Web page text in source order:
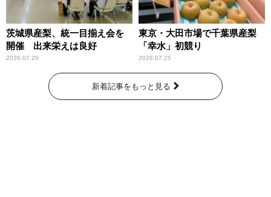
茨城県産梨、統一目揃え会を
開催 出来栄えは良好
2026.07.29
東京・大田市場で千葉県産梨
「幸水」初競り
2026.07.25
新着記事をもっと見る